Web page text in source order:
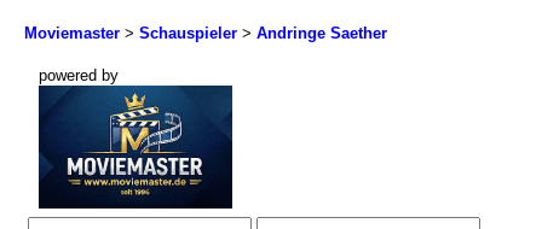
Moviemaster > Schauspieler > Andringe Saether
powered by